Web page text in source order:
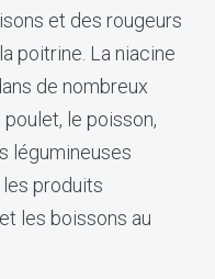
et des rougeurs
poitrine. La niacine
de nombreux
le poisson,
légumineuses
produits
les boissons au